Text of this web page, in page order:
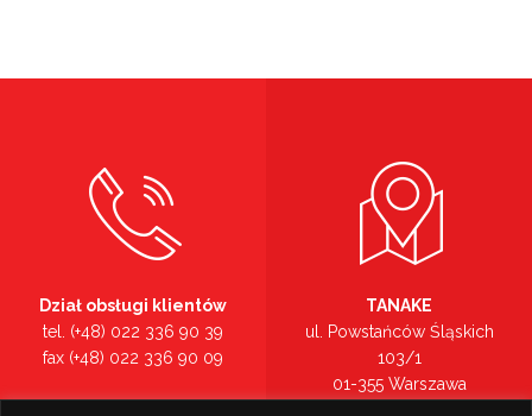
Dział obsługi klientów
tel. (+48) 022 336 90 39
fax (+48) 022 336 90 09
TANAKE
ul. Powstańców Śląskich
103/1
01-355 Warszawa